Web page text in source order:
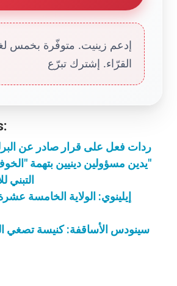
إدعم زينيت. متوفّرة بخمس
القرّاء. إشترك تبرّع
ردات فعل على قرار صادر عن
يدين مسؤولين دينيين بتهمة "الخوف من المثليين"
التبني
إيلينوي: الولاية الخامسة
سينودس الأساقفة: كنيسة تصغي